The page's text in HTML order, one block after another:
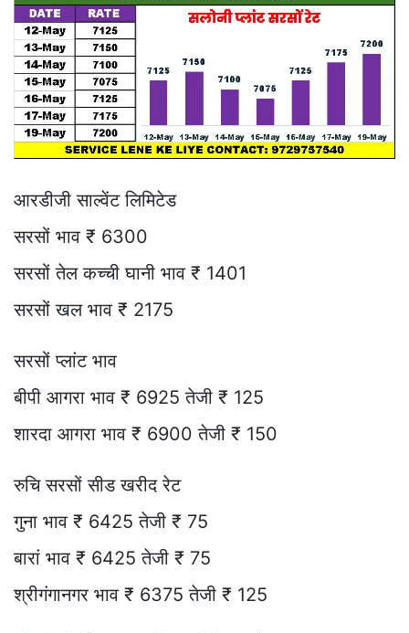
आरडीजी साल्वेंट लिमिटेड
सरसों भाव ₹ 6300
सरसों तेल कच्ची घानी भाव ₹ 1401
सरसों खल भाव ₹ 2175
सरसों प्लांट भाव
बीपी आगरा भाव ₹ 6925 तेजी ₹ 125
शारदा आगरा भाव ₹ 6900 तेजी ₹ 150
रुचि सरसों सीड खरीद रेट
गुना भाव ₹ 6425 तेजी ₹ 75
बारां भाव ₹ 6425 तेजी ₹ 75
श्रीगंगानगर भाव ₹ 6375 तेजी ₹ 125